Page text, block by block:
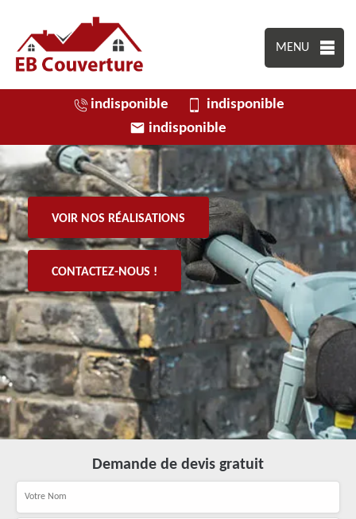
MENU
indisponible
indisponible
indisponible
VOIR NOS RÉALISATIONS
CONTACTEZ-NOUS !
Demande de devis gratuit